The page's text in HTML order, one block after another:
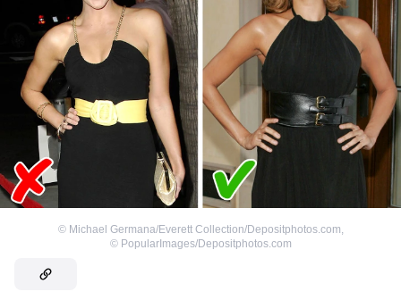
© Michael Germana/Everett Collection/Depositphotos.com,
© PopularImages/Depositphotos.com